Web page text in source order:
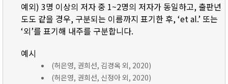
예외) 3명 이상의 저자 중 1~2명의 저자가 동일하고, 출판년
도도 같을 경우, 구분되는 이름까지 표기한 후, ‘et al.’ 또는
‘외’를 표기해 내주를 구분합니다.
예시
(허은영, 권희선, 김경옥 외, 2020)
(허은영, 권희선, 신정아 외, 2020)